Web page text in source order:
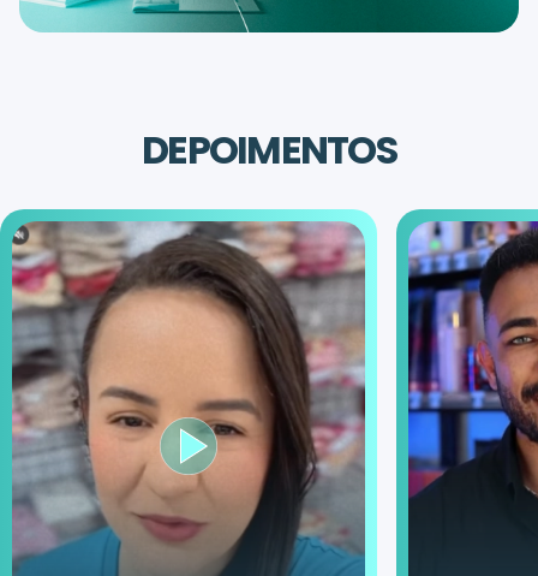
DEPOIMENTOS